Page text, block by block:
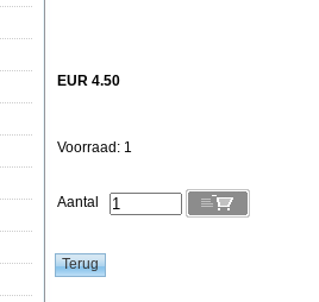
EUR 4.50
Voorraad: 1
Aantal